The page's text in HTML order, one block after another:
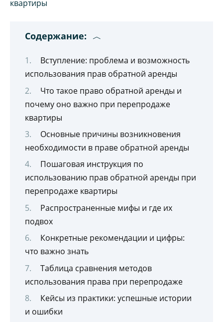
Содержание:
Вступление: проблема и возможность
использования прав обратной аренды
Что такое право обратной аренды и
почему оно важно при перепродаже
квартиры
Основные причины возникновения
необходимости в праве обратной аренды
Пошаговая инструкция по
использованию прав обратной аренды при
перепродаже квартиры
Распространенные мифы и где их
подвох
Конкретные рекомендации и цифры:
что важно знать
Таблица сравнения методов
использования права при перепродаже
Кейсы из практики: успешные истории
и ошибки